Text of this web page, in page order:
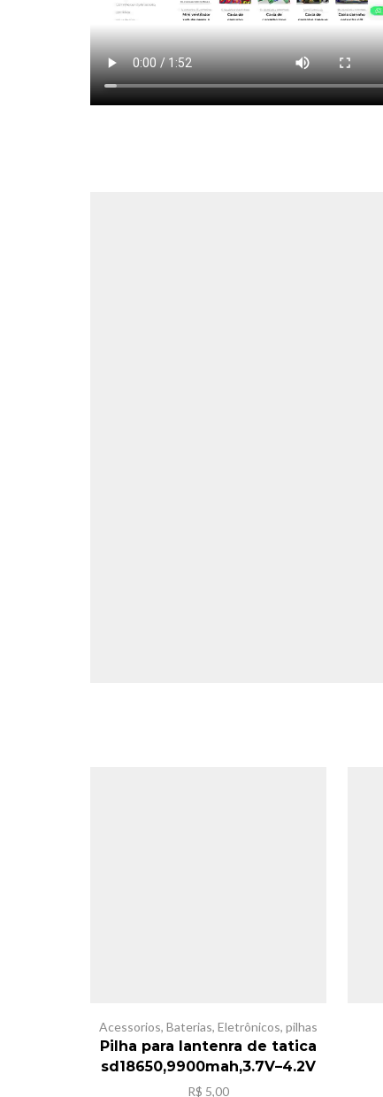
Acessorios, Baterias, Eletrônicos, pilhas
Pilha para lantenra de tatica
sd18650,9900mah,3.7V–4.2V
R$ 5,00